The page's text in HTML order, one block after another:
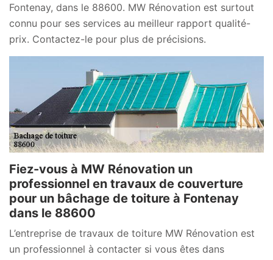
Fontenay, dans le 88600. MW Rénovation est surtout
connu pour ses services au meilleur rapport qualité-
prix. Contactez-le pour plus de précisions.
Fiez-vous à MW Rénovation un
professionnel en travaux de couverture
pour un bâchage de toiture à Fontenay
dans le 88600
L’entreprise de travaux de toiture MW Rénovation est
un professionnel à contacter si vous êtes dans